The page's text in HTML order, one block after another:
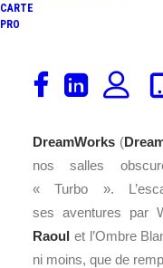
CARTE
PRO
Vous connaissez
maintenant
DreamWorks (
nos salles
« Turbo ».
ses aventures par
Raoul et l’Ombre
ni moins, que de